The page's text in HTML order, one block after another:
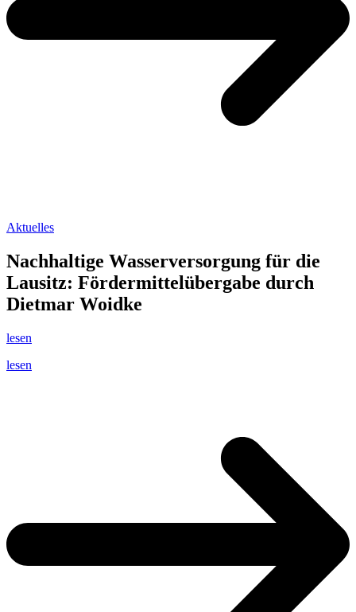
Aktuelles
Nachhaltige Wasserversorgung für die
Lausitz: Fördermittelübergabe durch
Dietmar Woidke
lesen
lesen